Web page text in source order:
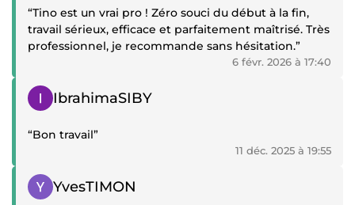
“Tino est un vrai pro ! Zéro souci du début à la fin,
travail sérieux, efficace et parfaitement maîtrisé. Très
professionnel, je recommande sans hésitation.”
6 févr. 2026 à 17:40
Témoignage positif
IbrahimaSIBY
“Bon travail”
11 déc. 2025 à 19:55
Témoignage positif
YvesTIMON